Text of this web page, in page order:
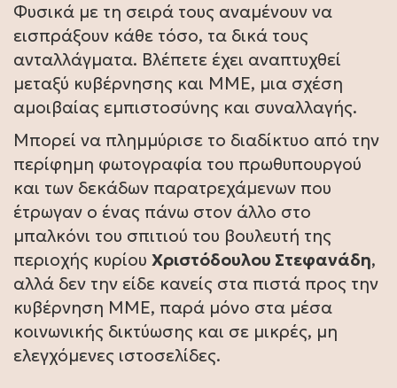
Φυσικά με τη σειρά τους αναμένουν να
εισπράξουν κάθε τόσο, τα δικά τους
ανταλλάγματα. Βλέπετε έχει αναπτυχθεί
μεταξύ κυβέρνησης και ΜΜΕ, μια σχέση
αμοιβαίας εμπιστοσύνης και συναλλαγής.
Μπορεί να πλημμύρισε το διαδίκτυο από την
περίφημη φωτογραφία του πρωθυπουργού
και των δεκάδων παρατρεχάμενων που
έτρωγαν ο ένας πάνω στον άλλο στο
μπαλκόνι του σπιτιού του βουλευτή της
περιοχής κυρίου Χριστόδουλου Στεφανάδη,
αλλά δεν την είδε κανείς στα πιστά προς την
κυβέρνηση ΜΜΕ, παρά μόνο στα μέσα
κοινωνικής δικτύωσης και σε μικρές, μη
ελεγχόμενες ιστοσελίδες.